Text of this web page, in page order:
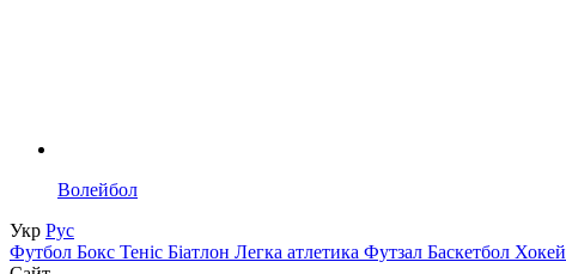
Волейбол
Укр Рус
Футбол Бокс Теніс Біатлон Легка атлетика Футзал Баскетбол Хокей